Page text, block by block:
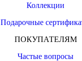
Коллекции
Подарочные
ПОКУПАТЕЛЯМ
Частые вопросы